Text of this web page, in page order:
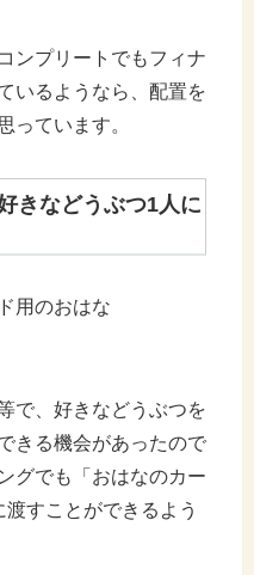
ンプリートでもフィナ
いるようなら、配置を
っています。
きなどうぶつ1人に
で、好きなどうぶつを
きる機会があったので
グでも「おはなのカー
すことができるよう